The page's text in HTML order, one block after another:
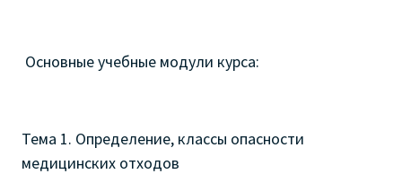
Основные учебные модули курса:
Тема 1. Определение, классы опасности
медицинских отходов